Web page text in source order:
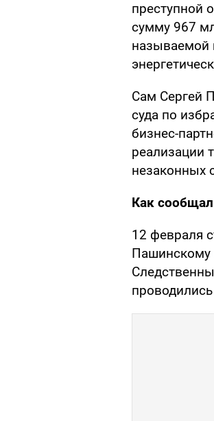
преступной
сумму 967
называемой
Сам Сергей
суда по
бизнес-
реализации
незаконных
Как сообщал
12 февраля
Пашинскому